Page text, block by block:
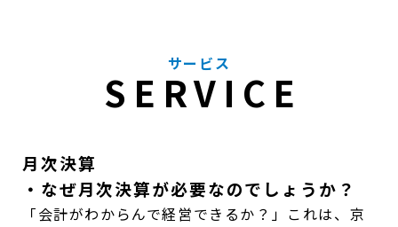
サービス
SERVICE
月次決算
・なぜ月次決算が必要なのでしょうか？
「会計がわからんで経営できるか？」これは、京